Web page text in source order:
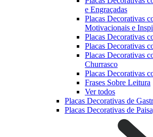
e Engraçadas
Placas Decorativas
Motivacionais e
Placas Decorativas
Placas Decorativas
Placas Decorativas
Churrasco
Placas Decorativas
Frases Sobre Leitura
Ver todos
Placas Decorativas de
Placas Decorativas de